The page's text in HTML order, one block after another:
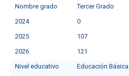
Nombre grado
Tercer Grado
2024
0
2025
107
2026
121
Nivel educativo
Educación Básica